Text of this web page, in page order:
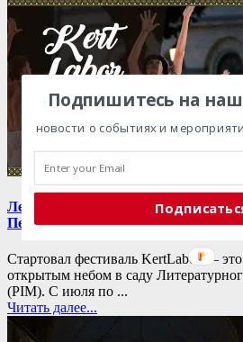
Летний фестиваль в саду
Петефи
Стартовал фестиваль KertLabor —
открытым небом в саду
(PIM). С июля по ...
Читать далее...
Подпишитесь на
новости о событиях и